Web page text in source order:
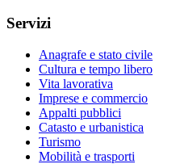
Servizi
Anagrafe e stato civile
Cultura e tempo libero
Vita lavorativa
Imprese e commercio
Appalti pubblici
Catasto e urbanistica
Turismo
Mobilità e trasporti